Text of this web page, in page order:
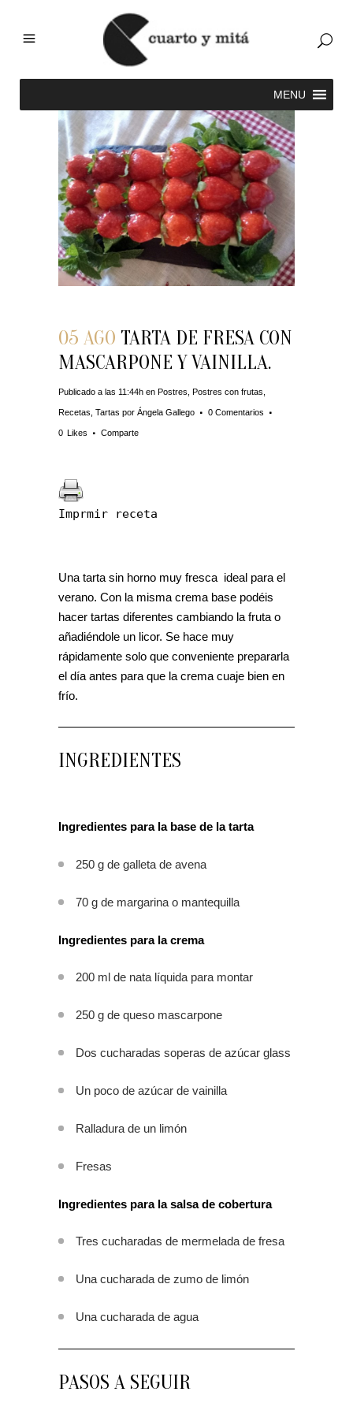
05 AGO TARTA DE FRESA CON
MASCARPONE Y VAINILLA.
Publicado a las 11:44h en Postres Postres con frutas
Recetas Tartas por Ángela Gallego 0 Comentarios
0 Likes Comparte
Imprmir receta
Una tarta sin horno muy fresca ideal para el
verano. Con la misma crema base podéis
hacer tartas diferentes cambiando la fruta o
añadiéndole un licor. Se hace muy
rápidamente solo que conveniente prepararla
el día antes para que la crema cuaje bien en
frío.
INGREDIENTES
Ingredientes para la base de la tarta
250 g de galleta de avena
70 g de margarina o mantequilla
Ingredientes para la crema
200 ml de nata líquida para montar
250 g de queso mascarpone
Dos cucharadas soperas de azúcar glass
Un poco de azúcar de vainilla
Ralladura de un limón
Fresas
Ingredientes para la salsa de cobertura
Tres cucharadas de mermelada de fresa
Una cucharada de zumo de limón
Una cucharada de agua
PASOS A SEGUIR